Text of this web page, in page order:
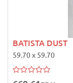
BATISTA DUST
59.70 x 59.70